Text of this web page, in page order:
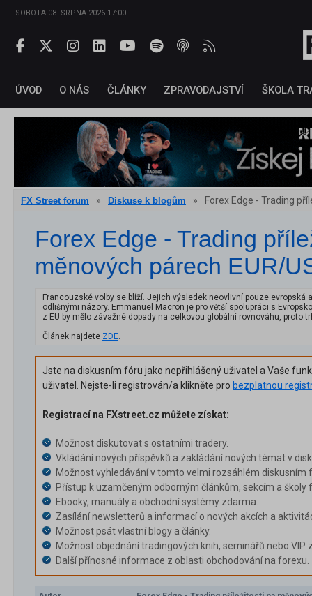
SOBOTA 08. SRPNA 2026 17:00
ÚVOD O NÁS ČLÁNKY ZPRAVODAJSTVÍ ŠKOLA
FX Street forum » Diskuse k blogům » Forex Edge - Trading
Forex Edge - Trading
měnových párech EUR/
Francouzské volby se blíží. Jejich výsledek neovlivní pouze
odlišnými názory. Emmanuel Macron je pro větší spolupráci s
z EU by mělo závažné dopady na celkovou globální rovnováhu, proto
Článek najdete ZDE.
Jste na diskusním fóru jako nepřihlášený uživatel a Vaše
uživatel. Nejste-li registrován/a klikněte pro bezplatnou
Registrací na FXstreet.cz můžete získat:
Možnost diskutovat s ostatními tradery.
Vkládání nových příspěvků a zakládání nových témat v
Možnost vyhledávání v tomto velmi rozsáhlém diskusním
Přístup k uzamčeným odborným článkům, sekcím a školy
Ebooky, manuály a obchodní systémy zdarma.
Zasílání newsletterů a informací o nových akcích a
Možnost psát vlastní blogy a články.
Možnost objednání tradingových knih, seminářů nebo VIP
Další přínosné informace z oblasti obchodování na forexu.